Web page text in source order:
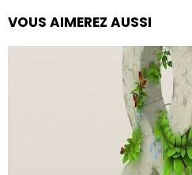
VOUS AIMEREZ AUSSI